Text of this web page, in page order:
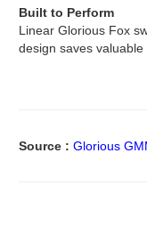
Built to Perform
Linear Glorious Fox
design saves valuable
Source : Glorious